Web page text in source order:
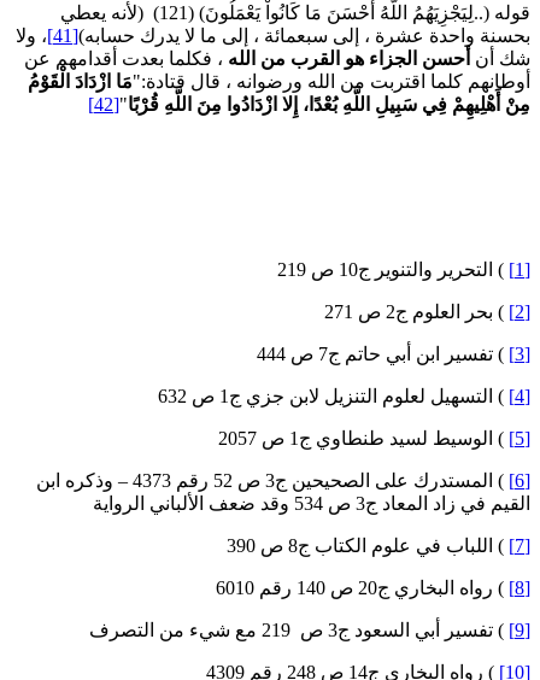
قوله (..لِيَجْزِيَهُمُ اللّهُ أَحْسَنَ مَا كَانُواْ يَعْمَلُونَ) (121) (لأنه يعطي
واحدة عشرة ، إلى سبعمائة ، إلى ما لا يدرك حسابه)[41]
، ولا
أنأحسن الجزاء هو القرب من الله، فكلما بعدت أقدامهم عن
كلما اقتربت من الله ورضوانه ، قال قتادة:"مَا ازْدَادَ الْقَوْمُ
أَهْلِيهِمْ فِي سَبِيلِ اللَّهِ بُعْدًا، إِلا ازْدَادُوا مِنَ اللَّهِ قُرْبًا"
[42]
) التحرير والتنوير ج10 ص 219
) بحر العلوم ج2 ص 271
) تفسير ابن أبي حاتم ج7 ص 444
) التسهيل لعلوم التنزيل لابن جزي ج1 ص 632
) الوسيط لسيد طنطاوي ج1 ص 2057
) المستدرك على الصحيحين ج3 ص 52 رقم 4373 – وذكره ابن
في زاد المعاد ج3 ص 534 وقد ضعف الألباني الرواية
) اللباب في علوم الكتاب ج8 ص 390
) رواه البخاري ج20 ص 140 رقم 6010
) تفسير أبي السعود ج3 ص 219 مع شيء من التصرف
) رواه البخاري ج14 ص 248 رقم 4309